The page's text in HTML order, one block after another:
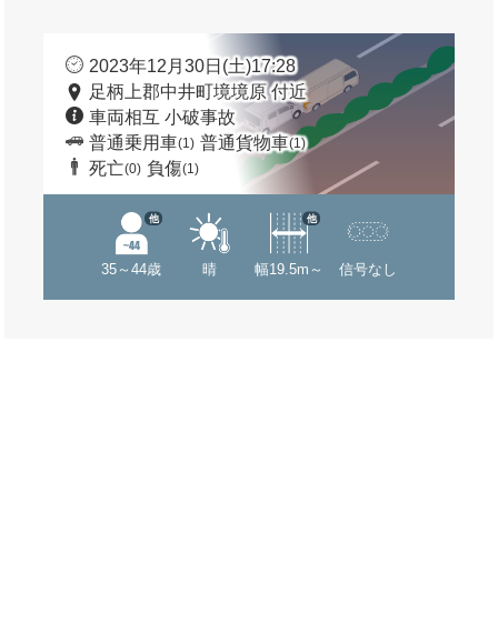
2023年12月30日(土)17:28
足柄上郡中井町境境原 付近
車両相互 小破事故
普通乗用車(1) 普通貨物車(1)
死亡(0) 負傷(1)
35～44歳
他
晴 幅19.5m～
他
信号なし